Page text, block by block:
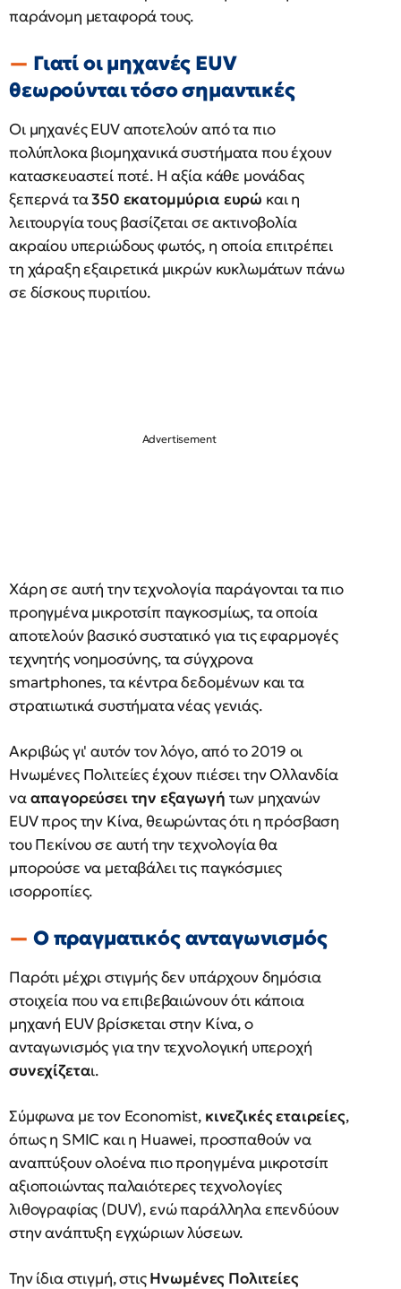
παράνομη μεταφορά τους.
Γιατί οι μηχανές EUV
θεωρούνται τόσο σημαντικές
Οι μηχανές EUV αποτελούν από τα πιο
πολύπλοκα βιομηχανικά συστήματα που έχουν
κατασκευαστεί ποτέ. Η αξία κάθε μονάδας
ξεπερνά τα350 εκατομμύρια ευρώ και η
λειτουργία τους βασίζεται σε ακτινοβολία
ακραίου υπεριώδους φωτός, η οποία επιτρέπει
τη χάραξη εξαιρετικά μικρών κυκλωμάτων πάνω
σε δίσκους πυριτίου.
Χάρη σε αυτή την τεχνολογία παράγονται τα πιο
προηγμένα μικροτσίπ παγκοσμίως, τα οποία
αποτελούν βασικό συστατικό για τις εφαρμογές
τεχνητής νοημοσύνης, τα σύγχρονα
smartphones, τα κέντρα δεδομένων και τα
στρατιωτικά συστήματα νέας γενιάς.
Ακριβώς γι' αυτόν τον λόγο, από το 2019 οι
Ηνωμένες Πολιτείες έχουν πιέσει την Ολλανδία
νααπαγορεύσει την εξαγωγή των μηχανών
EUV προς την Κίνα, θεωρώντας ότι η πρόσβαση
του Πεκίνου σε αυτή την τεχνολογία θα
μπορούσε να μεταβάλει τις παγκόσμιες
ισορροπίες.
Ο πραγματικός ανταγωνισμός
Παρότι μέχρι στιγμής δεν υπάρχουν δημόσια
στοιχεία που να επιβεβαιώνουν ότι κάποια
μηχανή EUV βρίσκεται στην Κίνα, ο
ανταγωνισμός για την τεχνολογική υπεροχή
συνεχίζεται.
Σύμφωνα με τον Economist, κινεζικές εταιρείες,
όπως η SMIC και η Huawei, προσπαθούν να
αναπτύξουν ολοένα πιο προηγμένα μικροτσίπ
αξιοποιώντας παλαιότερες τεχνολογίες
λιθογραφίας (DUV), ενώ παράλληλα επενδύουν
στην ανάπτυξη εγχώριων λύσεων.
Την ίδια στιγμή, στιςΗνωμένες Πολιτείες